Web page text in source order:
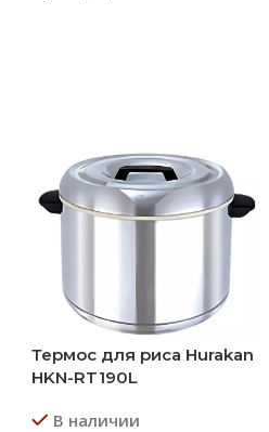
Термос для риса Hurakan
HKN-RT190L
В наличии